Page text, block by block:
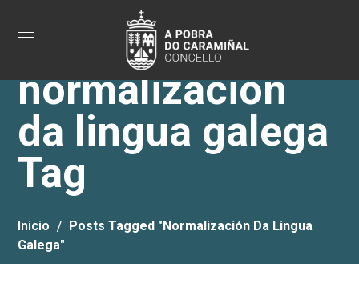
normalización
da lingua galega
Tag
Inicio
Posts Tagged "normalización Da Lingua
Galega"